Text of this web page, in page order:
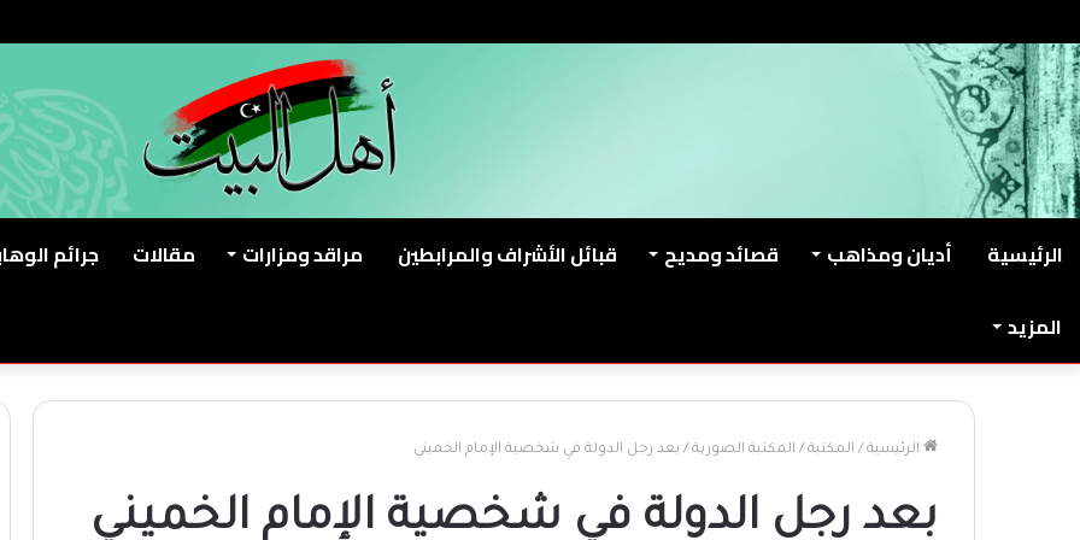
الرئيسية أديان ومذاهب قصائد ومديح قبائل الأشراف والمرابطين مراقد ومزارات مقالات جرائم
المزيد
الرئيسية / المكتبة / المكتبة الصورية / بعد رجل الدولة في شخصية الإمام الخميني
بعد رجل الدولة في شخصية الإمام الخميني